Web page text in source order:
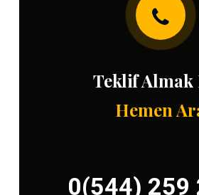
Teklif Almak
Hemen
0(544) 259